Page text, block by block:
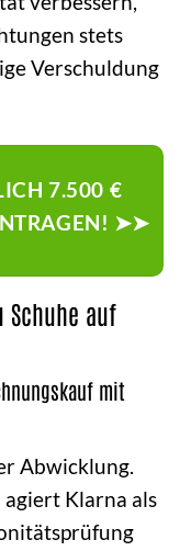
stets
Verschuldung
7.500 €
➤➤
Schuhe auf
mit
Abwicklung.
Klarna als